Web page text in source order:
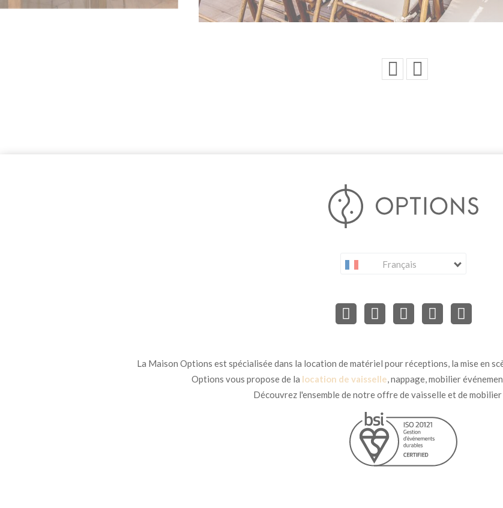
Français
La Maison Options est spécialisée dans la location de matériel pour réceptions, la mise en
Options vous propose de la location de vaisselle, nappage, mobilier
Découvrez l'ensemble de notre offre de vaisselle et de